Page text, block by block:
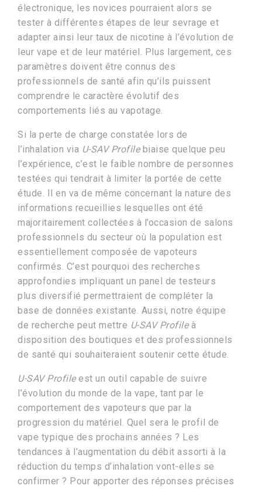
électronique, les novices pourraient alors se
tester à différentes étapes de leur sevrage et
adapter ainsi leur taux de nicotine à l’évolution de
leur vape et de leur matériel. Plus largement, ces
paramètres doivent être connus des
professionnels de santé afin qu’ils puissent
comprendre le caractère évolutif des
comportements liés au vapotage.
Si la perte de charge constatée lors de
l’inhalation via U-SAV Profilebiaise quelque peu
l’expérience, c’est le faible nombre de personnes
testées qui tendrait à limiter la portée de cette
étude. Il en va de même concernant la nature des
informations recueillies lesquelles ont été
majoritairement collectées à l’occasion de salons
professionnels du secteur où la population est
essentiellement composée de vapoteurs
confirmés. C’est pourquoi des recherches
approfondies impliquant un panel de testeurs
plus diversifié permettraient de compléter la
base de données existante. Aussi, notre équipe
de recherche peut mettre U-SAV Profileà
disposition des boutiques et des professionnels
de santé qui souhaiteraient soutenir cette étude.
U-SAV Profileest un outil capable de suivre
l’évolution du monde de la vape, tant par le
comportement des vapoteurs que par la
progression du matériel. Quel sera le profil de
vape typique des prochains années ? Les
tendances à l’augmentation du débit assorti à la
réduction du temps d’inhalation vont-elles se
confirmer ? Pour apporter des réponses précises